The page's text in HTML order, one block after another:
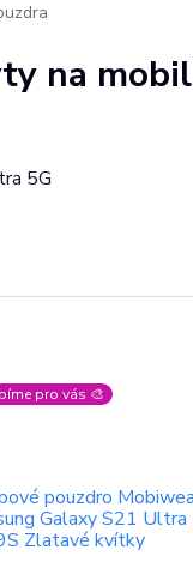
na
5G
pro vás 🎨